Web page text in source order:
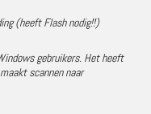
(heeft Flash nodig!!)
gebruikers. Het heeft
scannen naar